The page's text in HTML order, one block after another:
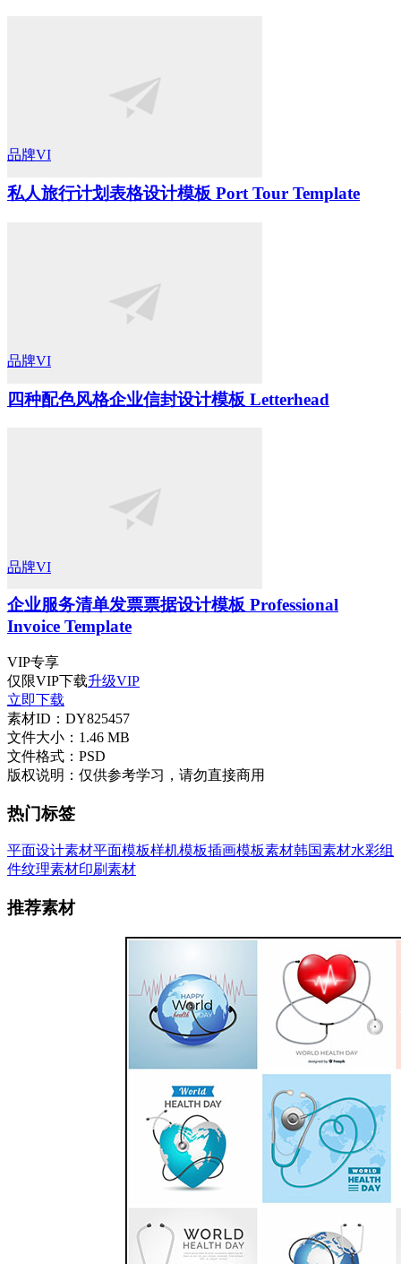
品牌VI
私人旅行计划表格设计模板 Port Tour Template
品牌VI
四种配色风格企业信封设计模板 Letterhead
品牌VI
企业服务清单发票票据设计模板 Professional
Invoice Template
VIP专享
仅限VIP下载升级VIP
立即下载
素材ID： DY825457
文件大小： 1.46 MB
文件格式： PSD
版权说明： 仅供参考学习，请勿直接商用
热门标签
平面设计素材平面模板样机模板插画模板素材韩国素材水彩组
件纹理素材印刷素材
推荐素材